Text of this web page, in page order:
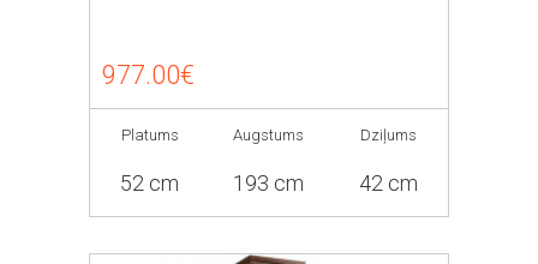
977.00€
Platums
52 cm
Augstums
193 cm
Dziļums
42 cm